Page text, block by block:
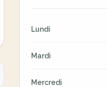
Lundi
Mardi
Mercredi